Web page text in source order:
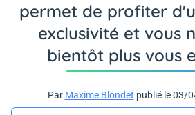
permet de profiter
exclusivité et vous
bientôt plus vous
Par Maxime Blondet publié le 03/